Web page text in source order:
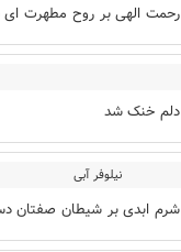
رحمت الهی بر روح مطهرت
دلم خنک شد
نیلوفر آبی
شرم ابدی بر شیطان صفتان